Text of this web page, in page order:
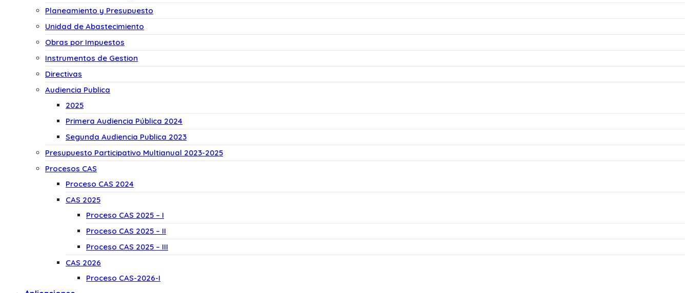
Planeamiento y Presupuesto
Unidad de Abastecimiento
Obras por Impuestos
Instrumentos de Gestion
Directivas
Audiencia Publica
2025
Primera Audiencia Pública 2024
Segunda Audiencia Publica 2023
Presupuesto Participativo Multianual 2023-2025
Procesos CAS
Proceso CAS 2024
CAS 2025
Proceso CAS 2025 – I
Proceso CAS 2025 – II
Proceso CAS 2025 – III
CAS 2026
Proceso CAS-2026-I